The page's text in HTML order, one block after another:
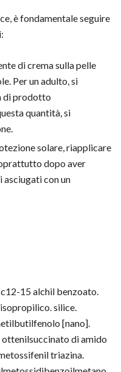
è fondamentale seguire
di crema sulla pelle
Per un adulto, si
di prodotto
quantità, si
solare, riapplicare
dopo aver
asciugati con un
c12-15 alchil benzoato.
silice.
[nano].
ottenilsuccinato di amido
triazina.